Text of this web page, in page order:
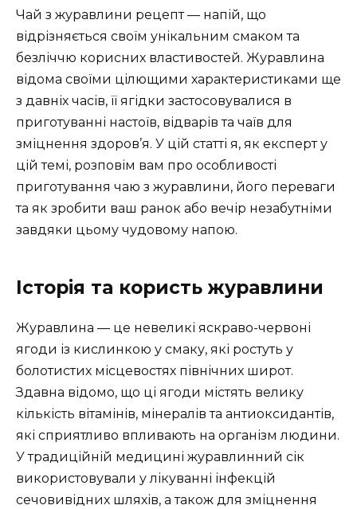
Чай з журавлини рецепт — напій, що
відрізняється своїм унікальним смаком та
безліччю корисних властивостей. Журавлина
відома своїми цілющими характеристиками ще
з давніх часів, її ягідки застосовувалися в
приготуванні настоїв, відварів та чаїв для
зміцнення здоров’я. У цій статті я, як експерт у
цій темі, розповім вам про особливості
приготування чаю з журавлини, його переваги
та як зробити ваш ранок або вечір незабутніми
завдяки цьому чудовому напою.
Історія та користь журавлини
Журавлина — це невеликі яскраво-червоні
ягоди із кислинкою у смаку, які ростуть у
болотистих місцевостях північних широт.
Здавна відомо, що ці ягоди містять велику
кількість вітамінів, мінералів та антиоксидантів,
які сприятливо впливають на організм людини.
У традиційній медицині журавлинний сік
використовували у лікуванні інфекцій
сечовивідних шляхів, а також для зміцнення